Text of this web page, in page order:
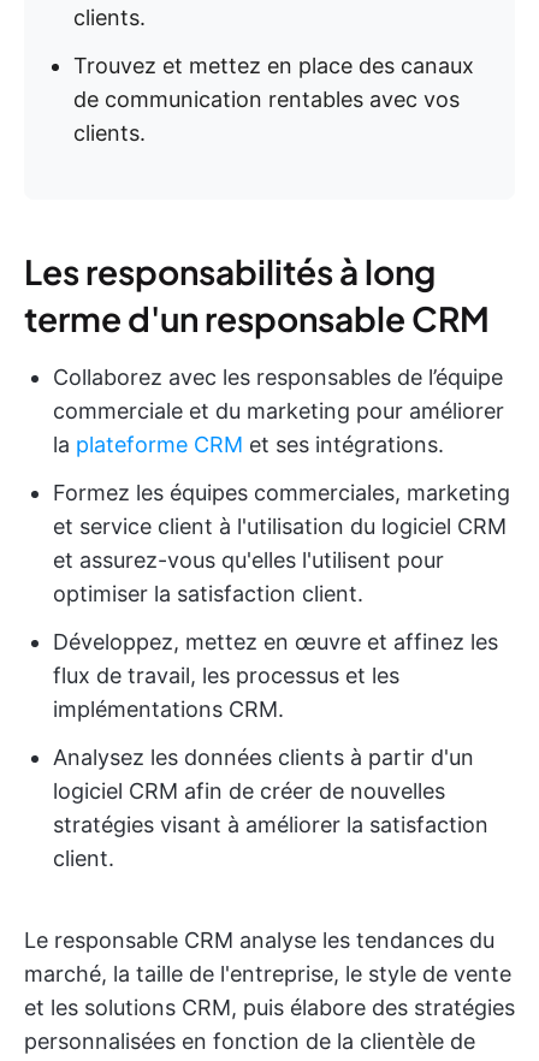
clients.
Trouvez et mettez en place des canaux
de communication rentables avec vos
clients.
Les responsabilités à long
terme d'un responsable CRM
Collaborez avec les responsables de l’équipe
commerciale et du marketing pour améliorer
la plateforme CRM et ses intégrations.
Formez les équipes commerciales, marketing
et service client à l'utilisation du logiciel CRM
et assurez-vous qu'elles l'utilisent pour
optimiser la satisfaction client.
Développez, mettez en œuvre et affinez les
flux de travail, les processus et les
implémentations CRM.
Analysez les données clients à partir d'un
logiciel CRM afin de créer de nouvelles
stratégies visant à améliorer la satisfaction
client.
Le responsable CRM analyse les tendances du
marché, la taille de l'entreprise, le style de vente
et les solutions CRM, puis élabore des stratégies
personnalisées en fonction de la clientèle de